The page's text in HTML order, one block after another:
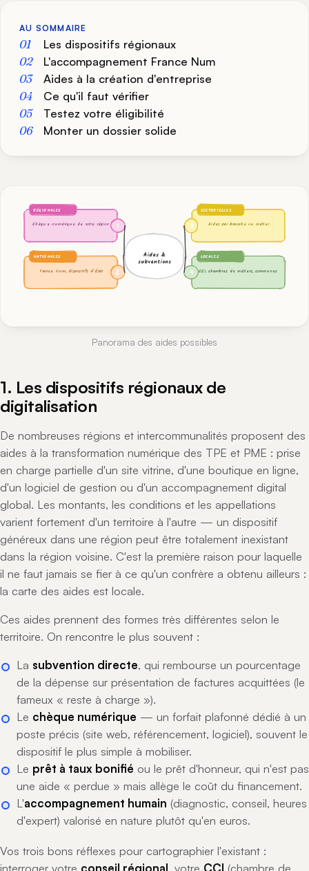
AU SOMMAIRE
Les dispositifs régionaux
L'accompagnement France Num
Aides à la création d'entreprise
Ce qu'il faut vérifier
Testez votre éligibilité
Monter un dossier solide
Aides &
subventions
RÉGIONALES
Chèque numérique de votre région 1
NATIONALES
France Num, dispositifs d’État 2
SECTORIELLES
Aides par branche ou métier
3
LOCALES
CCI, chambres de métiers, communes
4
Panorama des aides possibles
1. Les dispositifs régionaux de
digitalisation
De nombreuses régions et intercommunalités proposent des
aides à la transformation numérique des TPE et PME : prise
en charge partielle d'un site vitrine, d'une boutique en ligne,
d'un logiciel de gestion ou d'un accompagnement digital
global. Les montants, les conditions et les appellations
varient fortement d'un territoire à l'autre — un dispositif
généreux dans une région peut être totalement inexistant
dans la région voisine. C'est la première raison pour laquelle
il ne faut jamais se fier à ce qu'un confrère a obtenu ailleurs :
la carte des aides est locale.
Ces aides prennent des formes très différentes selon le
territoire. On rencontre le plus souvent :
La subvention directe, qui rembourse un pourcentage
de la dépense sur présentation de factures acquittées (le
fameux « reste à charge »).
Le chèque numérique — un forfait plafonné dédié à un
poste précis (site web, référencement, logiciel), souvent le
dispositif le plus simple à mobiliser.
Le prêt à taux bonifié ou le prêt d'honneur, qui n'est pas
une aide « perdue » mais allège le coût du financement.
L'accompagnement humain (diagnostic, conseil, heures
d'expert) valorisé en nature plutôt qu'en euros.
Vos trois bons réflexes pour cartographier l'existant :
interroger votre conseil régional , votre CCI (chambre de